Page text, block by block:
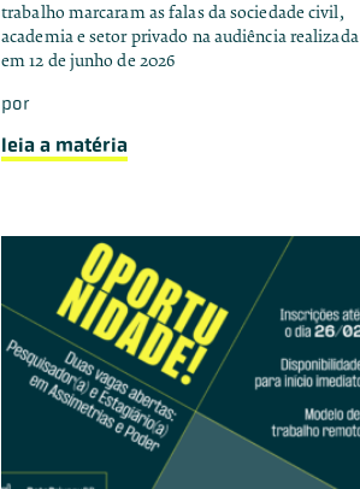
trabalho marcaram as falas da sociedade civil,
academia e setor privado na audiência realizada
em 12 de junho de 2026
por
leia a matéria